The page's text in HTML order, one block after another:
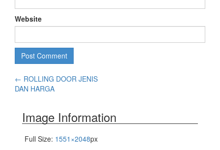
Website
← ROLLING DOOR JENIS
DAN HARGA
Image Information
Full Size: 1551×2048px